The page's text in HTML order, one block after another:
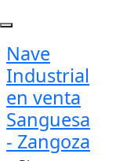
Nave
Industrial
en venta
Sanguesa
- Zangoza